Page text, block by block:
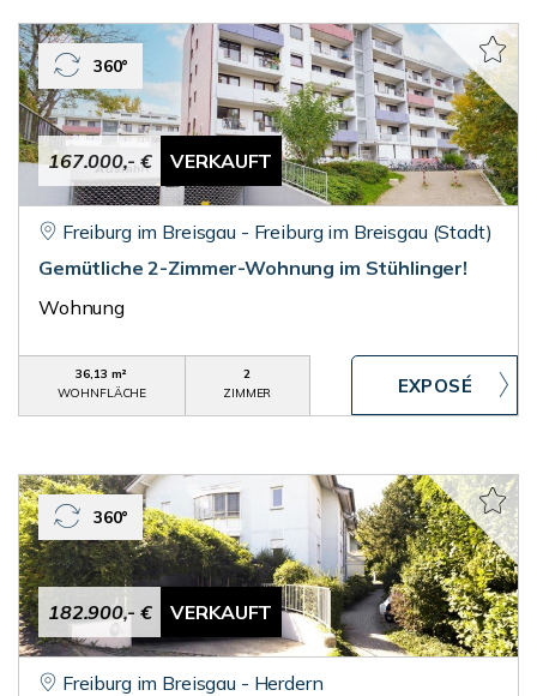
167.000,- € VERKAUFT
360°
Freiburg im Breisgau - Freiburg im Breisgau (Stadt)
Gemütliche 2-Zimmer-Wohnung im Stühlinger!
Wohnung
36,13 m²
WOHNFLÄCHE
2
ZIMMER
182.900,- € VERKAUFT
360°
Freiburg im Breisgau - Herdern